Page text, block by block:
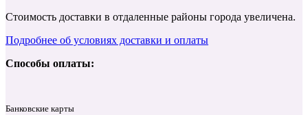
Стоимость доставки в отдаленные районы города увеличена.
Подробнее об условиях доставки и оплаты
Способы оплаты:
Банковские карты